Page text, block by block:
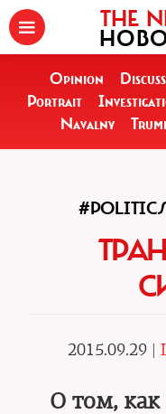
THE
Opinion
Portrait
Navalny
#POLITICS
2015.09.29 |
О том, как